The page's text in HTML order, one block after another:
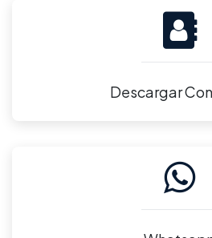
Descargar